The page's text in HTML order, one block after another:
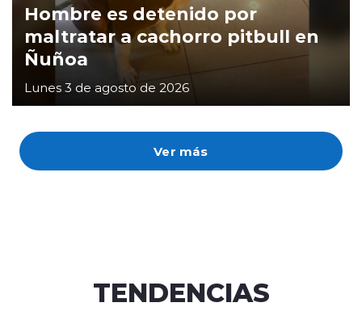
Ver más
Hombre es detenido por
maltratar a cachorro pitbull en
Ñuñoa
Lunes 3 de agosto de 2026
TENDENCIAS